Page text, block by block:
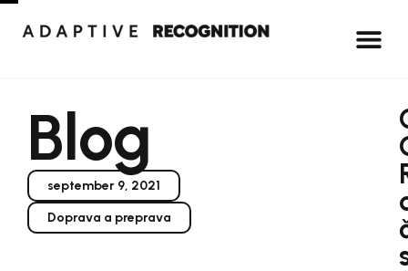
Blog
september 9, 2021
Doprava a preprava